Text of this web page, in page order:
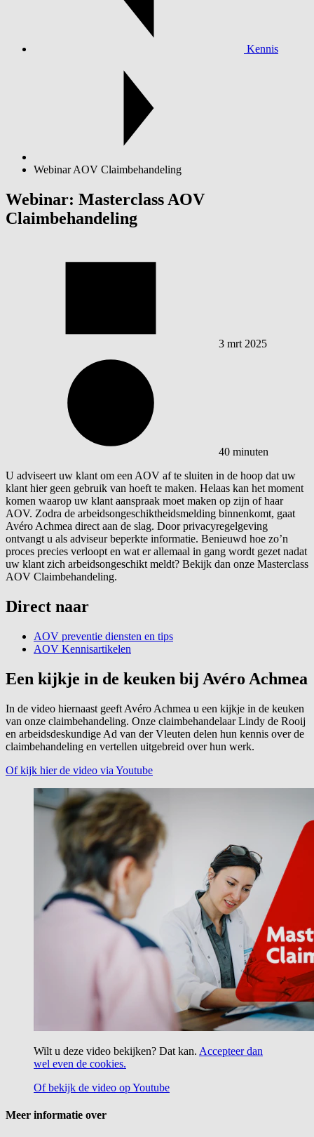
Kennis
Webinar AOV Claimbehandeling
Webinar: Masterclass AOV
Claimbehandeling
3 mrt 2025
40 minuten
U adviseert uw klant om een AOV af te sluiten in de hoop dat uw
klant hier geen gebruik van hoeft te maken. Helaas kan het moment
komen waarop uw klant aanspraak moet maken op zijn of haar
AOV. Zodra de arbeidsongeschiktheidsmelding binnenkomt, gaat
Avéro Achmea direct aan de slag. Door privacyregelgeving
ontvangt u als adviseur beperkte informatie. Benieuwd hoe zo’n
proces precies verloopt en wat er allemaal in gang wordt gezet nadat
uw klant zich arbeidsongeschikt meldt? Bekijk dan onze Masterclass
AOV Claimbehandeling.
Direct naar
AOV preventie diensten en tips
AOV Kennisartikelen
Een kijkje in de keuken bij Avéro Achmea
In de video hiernaast geeft Avéro Achmea u een kijkje in de keuken
van onze claimbehandeling. Onze claimbehandelaar Lindy de Rooij
en arbeidsdeskundige Ad van der Vleuten delen hun kennis over de
claimbehandeling en vertellen uitgebreid over hun werk.
Of kijk hier de video via Youtube
Wilt u deze video bekijken? Dat kan. Accepteer dan
wel even de cookies.
Of bekijk de video op Youtube
Meer informatie over